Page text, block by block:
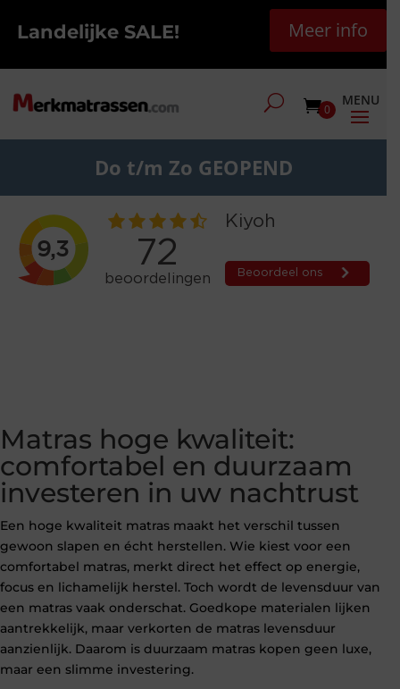
Landelijke SALE! Meer info
0
Do t/m Zo GEOPEND
Matras hoge kwaliteit:
comfortabel en duurzaam
investeren in uw nachtrust
Een hoge kwaliteit matras maakt het verschil tussen
gewoon slapen en écht herstellen. Wie kiest voor een
comfortabel matras, merkt direct het effect op energie,
focus en lichamelijk herstel. Toch wordt de levensduur van
een matras vaak onderschat. Goedkope materialen lijken
aantrekkelijk, maar verkorten de matras levensduur
aanzienlijk. Daarom is duurzaam matras kopen geen luxe,
maar een slimme investering.